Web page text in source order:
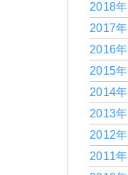
2018年
2017年
2016年
2015年
2014年
2013年
2012年
2011年